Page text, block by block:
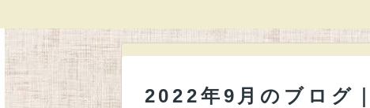
2022年9月のブログ